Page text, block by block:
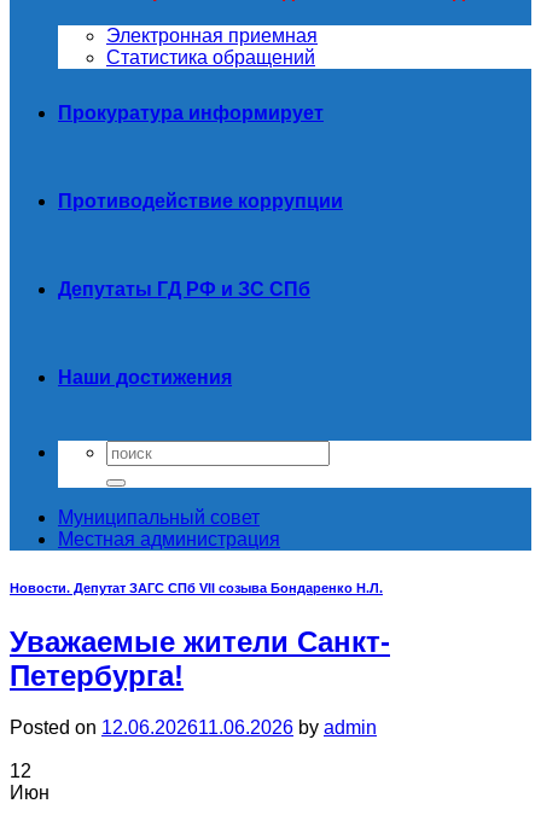
Электронная приемная
Статистика обращений
Прокуратура информирует
Противодействие коррупции
Депутаты ГД РФ и ЗС СПб
Наши достижения
Муниципальный совет
Местная администрация
Новости. Депутат ЗАГС СПб VII созыва Бондаренко Н.Л.
Уважаемые жители Санкт-
Петербурга!
Posted on 12.06.202611.06.2026 by admin
12
Июн